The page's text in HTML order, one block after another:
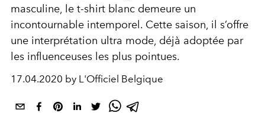
masculine, le t-shirt blanc demeure un
incontournable intemporel. Cette saison, il s’offre
une interprétation ultra mode, déjà adoptée par
les influenceuses les plus pointues.
17.04.2020 by L'Officiel Belgique